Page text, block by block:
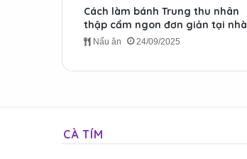
Cách làm bánh Trung thu nhân
thập cẩm ngon đơn giản tại nhà
Nấu ăn 24/09/2025
CÀ TÍM